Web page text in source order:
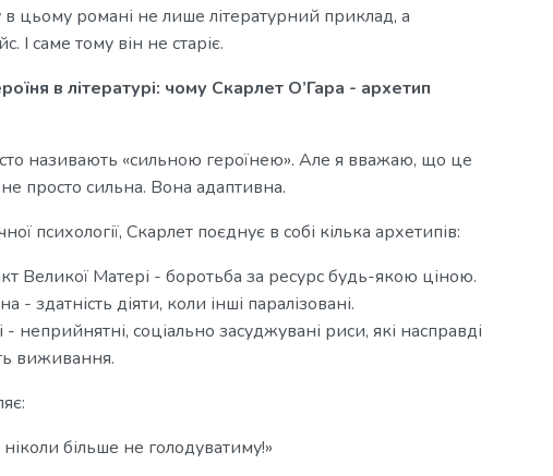
в цьому романі не лише літературний приклад, а
І саме тому він не старіє.
в літературі: чому Скарлет О’Гара - архетип
називають «сильною героїнею». Але я вважаю, що це
просто сильна. Вона адаптивна.
психології, Скарлет поєднує в собі кілька архетипів:
Великої Матері - боротьба за ресурс будь-якою ціною.
- здатність діяти, коли інші паралізовані.
- неприйнятні, соціально засуджувані риси, які насправді
виживання.
більше не голодуватиму!»